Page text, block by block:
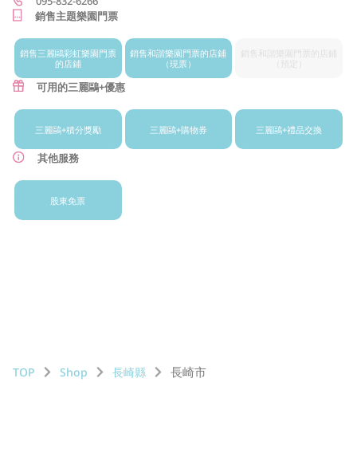
銷售主題樂園門票
銷售三麗鷗彩虹樂園門票
的店鋪
銷售和諧樂園門票的店鋪
（現票）
銷售和諧樂園
門票的店鋪
（預定）
可用的三麗鷗+優惠
三麗鷗+積分獎勵 三麗鷗+購物券 三麗鷗+禮品交換
其他服務
股東免票
TOP Shop 長崎縣 長崎市